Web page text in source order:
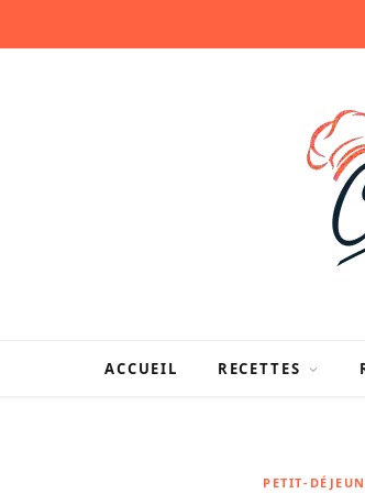
ACCUEIL RECETTES
PETIT-